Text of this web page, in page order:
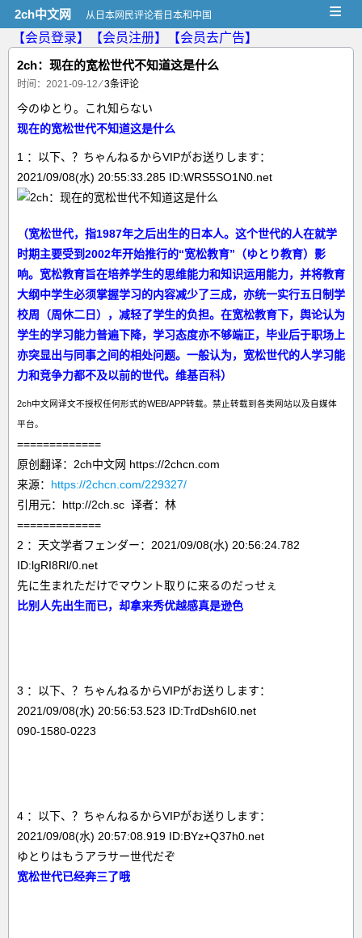
2ch中文网 从日本网民评论看日本和中国 ≡
【会员登录】 【会员注册】
【会员去广告】
2ch：现在的宽松世代不知道这是什么
时间：2021-09-12 ⁄3条评论
今のゆとり。これ知らない
现在的宽松世代不知道这是什么
1 ：以下、？ちゃんねるからVIPがお送りします：
2021/09/08(水) 20:55:33.285 ID:WRS5SO1N0.net
（宽松世代，指1987年之后出生的日本人。这个世代的人在就学
时期主要受到2002年开始推行的“宽松教育”（ゆとり教育）影
响。宽松教育旨在培养学生的思维能力和知识运用能力，并将教育
大纲中学生必须掌握学习的内容减少了三成，亦统一实行五日制学
校周（周休二日），减轻了学生的负担。在宽松教育下，舆论认为
学生的学习能力普遍下降，学习态度亦不够端正，毕业后于职场上
亦突显出与同事之间的相处问题。一般认为，宽松世代的人学习能
力和竞争力都不及以前的世代。维基百科）
2ch中文网译文不授权任何形式的WEB/APP转载。禁止转载到各类网站以及自媒体
平台。
=============
原创翻译：2ch中文网 https://2chcn.com
来源： https://2chcn.com/229327/
引用元：http://2ch.sc 译者：林
=============
2 ：天文学者フェンダー：2021/09/08(水) 20:56:24.782
ID:lgRI8Rl/0.net
先に生まれただけでマウント取りに来るのだっせぇ
比别人先出生而已，却拿来秀优越感真是逊色
3 ：以下、？ちゃんねるからVIPがお送りします：
2021/09/08(水) 20:56:53.523 ID:TrdDsh6I0.net
090-1580-0223
4 ：以下、？ちゃんねるからVIPがお送りします：
2021/09/08(水) 20:57:08.919 ID:BYz+Q37h0.net
ゆとりはもうアラサー世代だぞ
宽松世代已经奔三了哦